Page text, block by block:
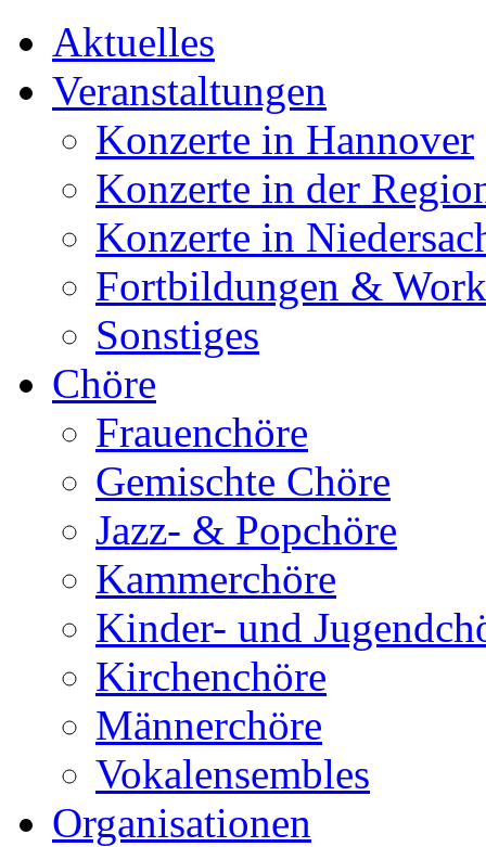
Aktuelles
Veranstaltungen
Konzerte in Hannover
Konzerte in der
Konzerte in
Fortbildungen &
Sonstiges
Chöre
Frauenchöre
Gemischte Chöre
Jazz- & Popchöre
Kammerchöre
Kinder- und
Kirchenchöre
Männerchöre
Vokalensembles
Organisationen